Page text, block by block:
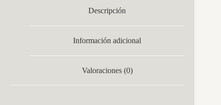
Descripción
Información adicional
Valoraciones (0)